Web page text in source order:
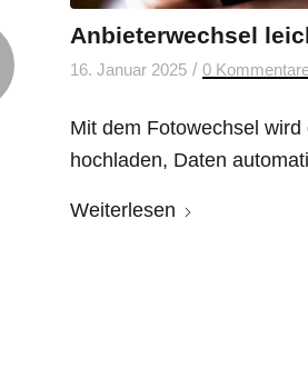
Anbieterwechsel
16. Januar 2025 / 0
Mit dem Fotowechsel
hochladen, Daten
Weiterlesen